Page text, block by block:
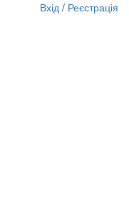
Вхід / Реєстрація